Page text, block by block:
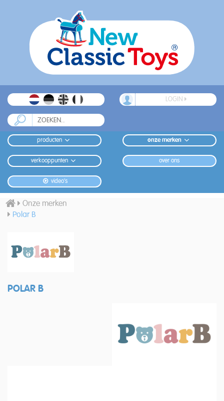
LOGIN
producten onze merken
verkooppunten over ons
video's
Onze merken
Polar B
POLAR B